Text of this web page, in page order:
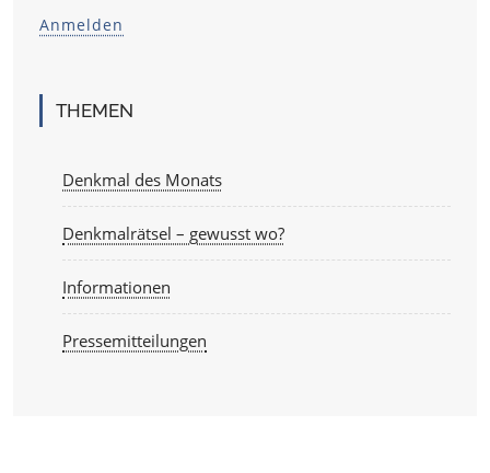
Anmelden
THEMEN
Denkmal des Monats
Denkmalrätsel – gewusst wo?
Informationen
Pressemitteilungen